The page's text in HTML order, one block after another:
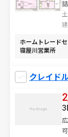
ホームトレード
寝屋川営業所
クレイド